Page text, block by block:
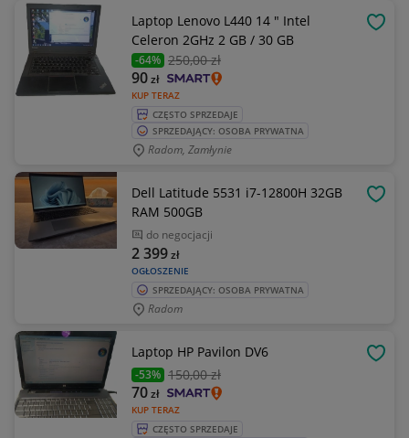
Laptop Lenovo L440 14 " Intel
Celeron 2GHz 2 GB / 30 GB
-64% 250,00 zł
KUP TERAZ
90zł
CZĘSTO SPRZEDAJE
SPRZEDAJĄCY: OSOBA PRYWATNA
Radom, Zamłynie
Dell Latitude 5531 i7-12800H 32GB
RAM 500GB
do negocjacji
OGŁOSZENIE
2 399zł
SPRZEDAJĄCY: OSOBA PRYWATNA
Radom
Laptop HP Pavilon DV6
-53% 150,00 zł
KUP TERAZ
70zł
CZĘSTO SPRZEDAJE